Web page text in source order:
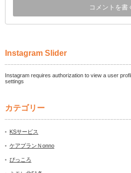
Instagram Slider
Instagram requires authorization to view a user
settings
カテゴリー
KSサービス
ケアプランＮonno
ぴっころ